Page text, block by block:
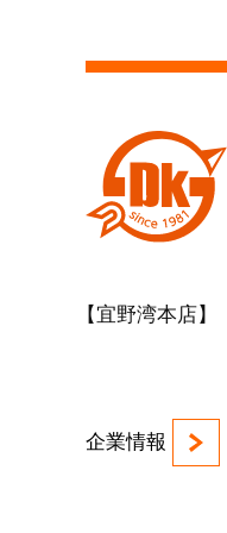
【宜野湾本店】
企業情報